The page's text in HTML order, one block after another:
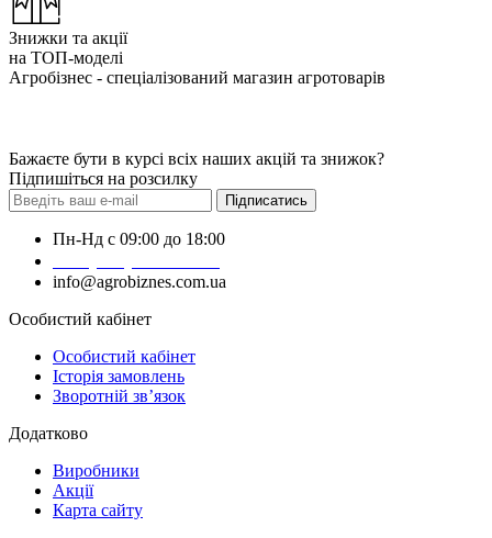
Знижки та акції
на ТОП-моделі
Агробізнес - спеціалізований магазин агротоварів
Бажаєте бути в курсі всіх наших акцій та знижок?
Підпишіться на розсилку
Підписатись
Пн-Нд с 09:00 до 18:00
info@agrobiznes.com.ua
Особистий кабінет
Особистий кабінет
Історія замовлень
Зворотній зв’язок
Додатково
Виробники
Акції
Карта сайту